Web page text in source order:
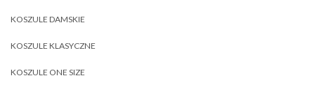
KOSZULE DAMSKIE
KOSZULE KLASYCZNE
KOSZULE ONE SIZE